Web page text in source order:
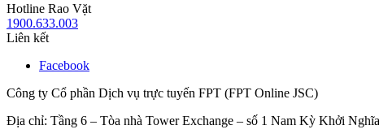
Hotline Rao Vặt
1900.633.003
Liên kết
Facebook
Công ty Cổ phần Dịch vụ trực tuyến FPT (FPT Online JSC)
Địa chỉ: Tầng 6 – Tòa nhà Tower Exchange – số 1 Nam Kỳ Khởi